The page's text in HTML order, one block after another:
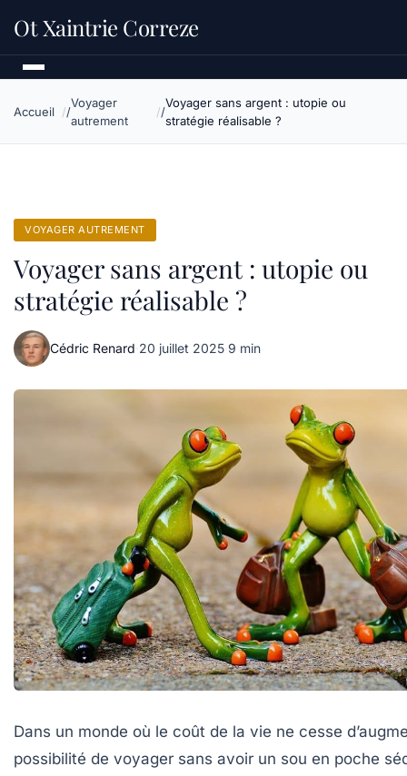
Ot Xaintrie Correze
Accueil
Voyager
autrement
Voyager sans argent : utopie ou
stratégie réalisable ?
VOYAGER AUTREMENT
Voyager sans argent : utopie ou
stratégie réalisable ?
Cédric Renard·20 juillet 2025·9 min
Dans un monde où le coût de la vie ne cesse
possibilité de voyager sans avoir un sou en poche